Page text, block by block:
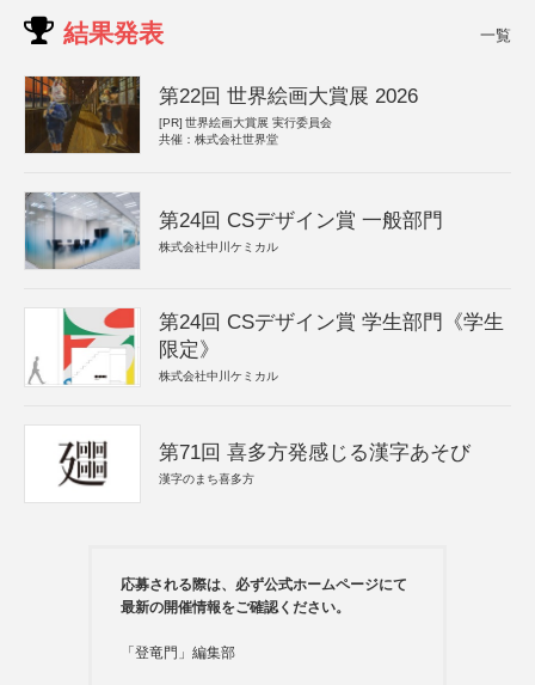
結果発表 一覧
第22回 世界絵画大賞展 2026
[PR] 世界絵画大賞展 実行委員会
共催：株式会社世界堂
第24回 CSデザイン賞 一般部門
株式会社中川ケミカル
第24回 CSデザイン賞 学生部門《学生
限定》
株式会社中川ケミカル
第71回 喜多方発感じる漢字あそび
漢字のまち喜多方
応募される際は、必ず公式ホームページにて
最新の開催情報をご確認ください。
「登竜門」編集部